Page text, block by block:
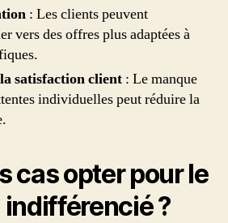
: Les clients peuvent
vers des offres plus adaptées à
satisfaction client : Le manque
individuelles peut réduire la
cas opter pour le
?